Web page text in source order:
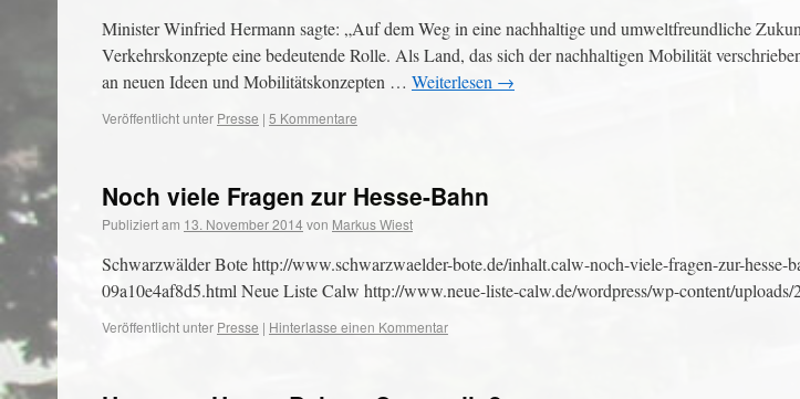
Minister Winfried Hermann sagte: „Auf dem Weg in eine nachhaltige und umweltfreundliche
Verkehrskonzepte eine bedeutende Rolle. Als Land, das sich der nachhaltigen Mobilität
an neuen Ideen und Mobilitätskonzepten … Weiterlesen →
Veröffentlicht unter Presse | 5 Kommentare
Noch viele Fragen zur Hesse-Bahn
Publiziert am 13. November 2014von Markus Wiest
Schwarzwälder Bote http://www.schwarzwaelder-bote.de/inhalt.calw-noch-viele-fragen-zur-hesse-
09a10e4af8d5.html Neue Liste Calw http://www.neue-liste-calw.de/wordpress/wp-content/
Veröffentlicht unter Presse | Hinterlasse einen Kommentar